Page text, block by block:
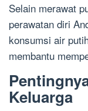
Selain merawat
perawatan diri
konsumsi air
membantu
Keluarga